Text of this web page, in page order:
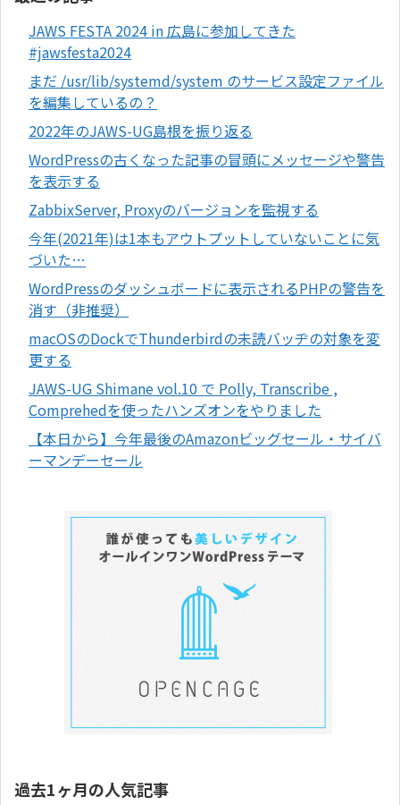
JAWS FESTA 2024 in 広島に参加してきた
#jawsfesta2024
まだ /usr/lib/systemd/system のサービス設定ファイル
を編集しているの？
2022年のJAWS-UG島根を振り返る
WordPressの古くなった記事の冒頭にメッセージや警告
を表示する
ZabbixServer, Proxyのバージョンを監視する
今年(2021年)は1本もアウトプットしていないことに気
づいた…
WordPressのダッシュボードに表示されるPHPの警告を
消す（非推奨）
macOSのDockでThunderbirdの未読バッヂの対象を変
更する
JAWS-UG Shimane vol.10 で Polly, Transcribe ,
Comprehedを使ったハンズオンをやりました
【本日から】今年最後のAmazonビッグセール・サイバ
ーマンデーセール
過去1ヶ月の人気記事